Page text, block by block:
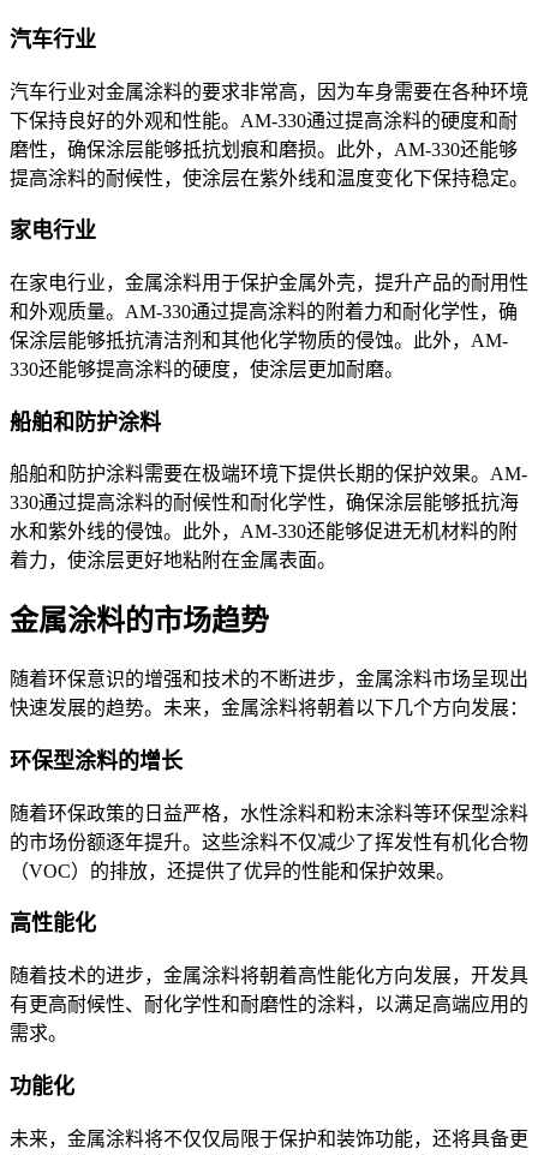
汽车行业
汽车行业对金属涂料的要求非常高，因为车身需要在各种环境
下保持良好的外观和性能。 AM-330通过提高涂料的硬度和耐
磨性，确保涂层能够抵抗划痕和磨损。此外，AM-330还能够
提高涂料的耐候性，使涂层在紫外线和温度变化下保持稳定。
家电行业
在家电行业，金属涂料用于保护金属外壳，提升产品的耐用性
和外观质量。 AM-330通过提高涂料的附着力和耐化学性，确
保涂层能够抵抗清洁剂和其他化学物质的侵蚀。此外，AM-
330还能够提高涂料的硬度，使涂层更加耐磨。
船舶和防护涂料
船舶和防护涂料需要在极端环境下提供长期的保护效果。 AM-
330通过提高涂料的耐候性和耐化学性，确保涂层能够抵抗海
水和紫外线的侵蚀。此外，AM-330还能够促进无机材料的附
着力，使涂层更好地粘附在金属表面。
金属涂料的市场趋势
随着环保意识的增强和技术的不断进步，金属涂料市场呈现出
快速发展的趋势。未来，金属涂料将朝着以下几个方向发展：
环保型涂料的增长
随着环保政策的日益严格，水性涂料和粉末涂料等环保型涂料
的市场份额逐年提升。这些涂料不仅减少了挥发性有机化合物
（VOC）的排放，还提供了优异的性能和保护效果。
高性能化
随着技术的进步，金属涂料将朝着高性能化方向发展，开发具
有更高耐候性、耐化学性和耐磨性的涂料，以满足高端应用的
需求。
功能化
未来，金属涂料将不仅仅局限于保护和装饰功能，还将具备更